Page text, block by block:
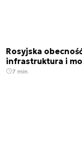
Rosyjska
infrastruktura i
7 min.